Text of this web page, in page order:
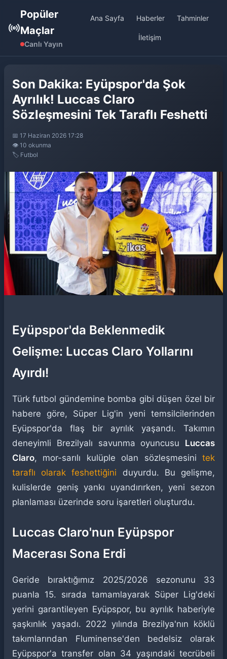
Popüler
Maçlar
Canlı Yayın
Ana Sayfa Haberler Tahminler
İletişim
Son Dakika: Eyüpspor'da Şok
Ayrılık! Luccas Claro
Sözleşmesini Tek Taraflı Feshetti
📅 17 Haziran 2026 17:28
👁️ 10 okunma
🏷️ Futbol
Eyüpspor'da Beklenmedik
Gelişme: Luccas Claro Yollarını
Ayırdı!
Türk futbol gündemine bomba gibi düşen özel bir
habere göre, Süper Lig'in yeni temsilcilerinden
Eyüpspor'da flaş bir ayrılık yaşandı. Takımın
deneyimli Brezilyalı savunma oyuncusu Luccas
Claro, mor-sarılı kulüple olan sözleşmesini tek
taraflı olarak feshettiğini duyurdu. Bu gelişme,
kulislerde geniş yankı uyandırırken, yeni sezon
planlaması üzerinde soru işaretleri oluşturdu.
Luccas Claro'nun Eyüpspor
Macerası Sona Erdi
Geride bıraktığımız 2025/2026 sezonunu 33
puanla 15. sırada tamamlayarak Süper Lig'deki
yerini garantileyen Eyüpspor, bu ayrılık haberiyle
şaşkınlık yaşadı. 2022 yılında Brezilya'nın köklü
takımlarından Fluminense'den bedelsiz olarak
Eyüpspor'a transfer olan 34 yaşındaki tecrübeli